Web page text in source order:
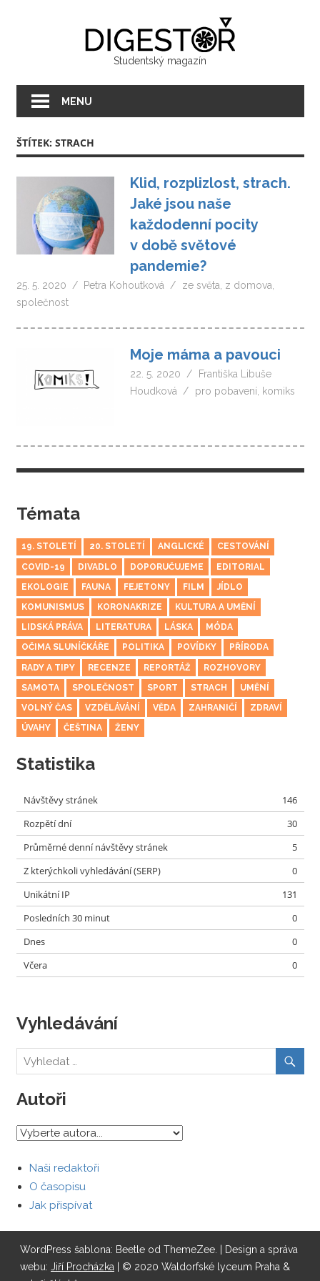
Studentský magazín
MENU
ŠTÍTEK: STRACH
Klid, rozplizlost, strach.
Jaké jsou naše
každodenní pocity
v době světové
pandemie?
25. 5. 2020 Petra Kohoutková ze světa z domova
společnost
Moje máma a pavouci
22. 5. 2020
Františka Libuše
Houdková
pro pobavení, komiks
Témata
19. STOLETÍ 20. STOLETÍ ANGLICKÉ CESTOVÁNÍ
COVID-19 DIVADLO DOPORUČUJEME EDITORIAL
EKOLOGIE FAUNA FEJETONY FILM JÍDLO
KOMUNISMUS KORONAKRIZE KULTURA A UMĚNÍ
LIDSKÁ PRÁVA LITERATURA LÁSKA MÓDA
OČIMA SLUNÍČKÁŘE POLITIKA POVÍDKY PŘÍRODA
RADY A TIPY RECENZE REPORTÁŽ ROZHOVORY
SAMOTA SPOLEČNOST SPORT STRACH UMĚNÍ
VOLNÝ ČAS VZDĚLÁVÁNÍ VĚDA ZAHRANIČÍ ZDRAVÍ
ÚVAHY ČEŠTINA ŽENY
Statistika
Návštěvy stránek
146
Rozpětí dní
30
Průměrné denní návštěvy stránek
5
Z kterýchkoli vyhledávání (SERP)
0
Unikátní IP
131
Posledních 30 minut
0
Dnes
0
Včera
0
Vyhledávání
Autoři
Naši redaktoři
O časopisu
Jak přispívat
WordPress šablona: Beetle od ThemeZee.
| Design a správa
webu: Jiří Procházka | © 2020 Waldorfské lyceum Praha &